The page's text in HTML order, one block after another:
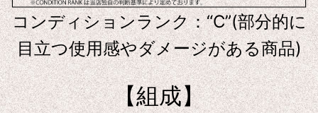
コンディションランク：“C”(部分的に
目立つ使用感やダメージがある商品)
【組成】